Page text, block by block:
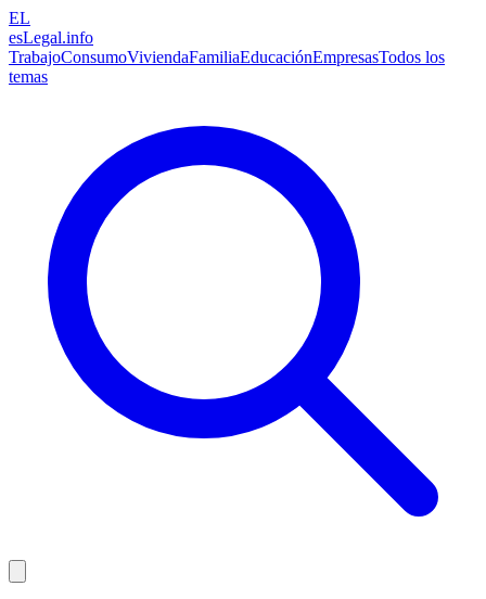
EL
esLegal.info
TrabajoConsumoViviendaFamiliaEducaciónEmpresasTodos los
temas